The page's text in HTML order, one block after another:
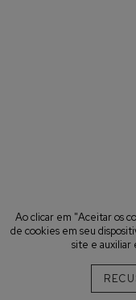
Ao clicar em "Aceitar os
de cookies em seu
site e auxiliar